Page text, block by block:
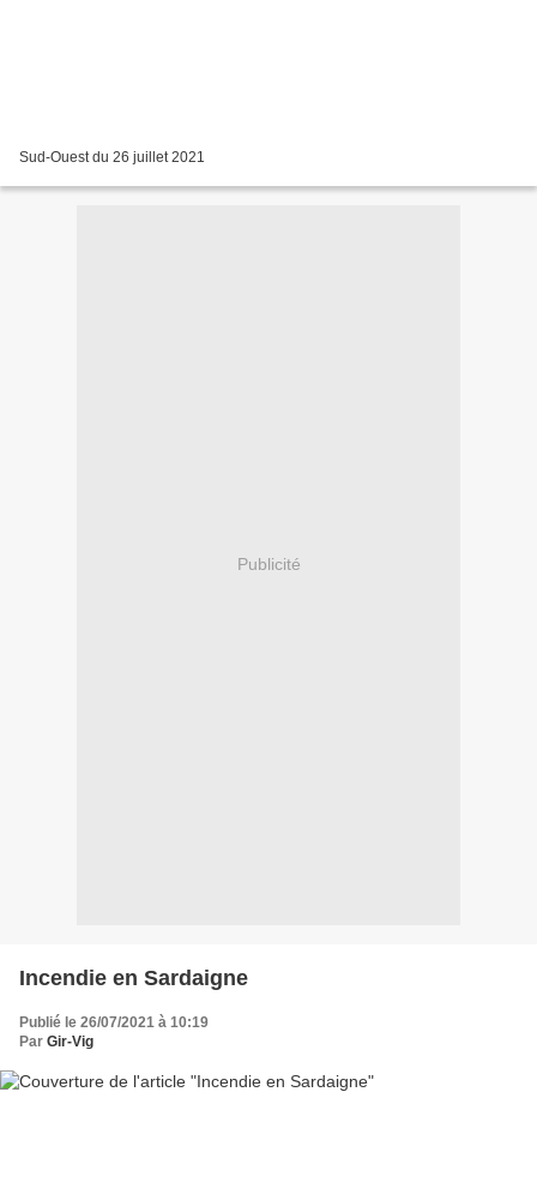
Sud-Ouest du 26 juillet 2021
Publicité
Incendie en Sardaigne
Publié le 26/07/2021 à 10:19
Par Gir-Vig